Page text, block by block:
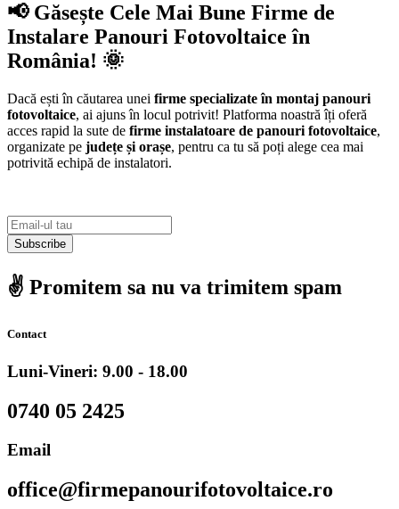
📢 Găsește Cele Mai Bune Firme de
Instalare Panouri Fotovoltaice în
România! 🌞
Dacă ești în căutarea unei firme specializate în montaj panouri
fotovoltaice, ai ajuns în locul potrivit! Platforma noastră îți oferă
acces rapid la sute de firme instalatoare de panouri fotovoltaice,
organizate pe județe și orașe, pentru ca tu să poți alege cea mai
potrivită echipă de instalatori.
Subscribe
✌️ Promitem sa nu va trimitem spam
Contact
Luni-Vineri: 9.00 - 18.00
0740 05 2425
Email
office@firmepanourifotovoltaice.ro